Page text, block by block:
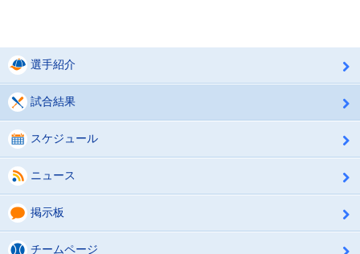
選手紹介
試合結果
スケジュール
ニュース
掲示板
チームページ